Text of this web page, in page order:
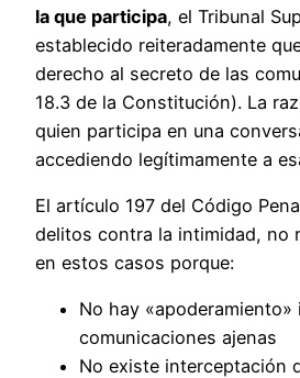
la que participa, el Tribunal
establecido reiteradamente
derecho al secreto de las
18.3 de la Constitución). La
quien participa en una
accediendo legítimamente a
El artículo 197 del Código
delitos contra la intimidad, no
en estos casos porque:
No hay «apoderamiento»
comunicaciones ajenas
No existe interceptación